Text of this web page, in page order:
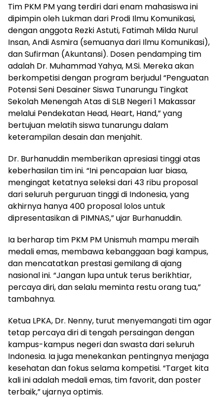
Tim PKM PM yang terdiri dari enam mahasiswa ini
dipimpin oleh Lukman dari Prodi Ilmu Komunikasi,
dengan anggota Rezki Astuti, Fatimah Milda Nurul
Insan, Andi Asmira (semuanya dari Ilmu Komunikasi),
dan Sufirman (Akuntansi). Dosen pendamping tim
adalah Dr. Muhammad Yahya, M.Si. Mereka akan
berkompetisi dengan program berjudul “Penguatan
Potensi Seni Desainer Siswa Tunarungu Tingkat
Sekolah Menengah Atas di SLB Negeri 1 Makassar
melalui Pendekatan Head, Heart, Hand,” yang
bertujuan melatih siswa tunarungu dalam
keterampilan desain dan menjahit.
Dr. Burhanuddin memberikan apresiasi tinggi atas
keberhasilan tim ini. “Ini pencapaian luar biasa,
mengingat ketatnya seleksi dari 43 ribu proposal
dari seluruh perguruan tinggi di Indonesia, yang
akhirnya hanya 400 proposal lolos untuk
dipresentasikan di PIMNAS,” ujar Burhanuddin.
Ia berharap tim PKM PM Unismuh mampu meraih
medali emas, membawa kebanggaan bagi kampus,
dan mencatatkan prestasi gemilang di ajang
nasional ini. “Jangan lupa untuk terus berikhtiar,
percaya diri, dan selalu meminta restu orang tua,”
tambahnya.
Ketua LPKA, Dr. Nenny, turut menyemangati tim agar
tetap percaya diri di tengah persaingan dengan
kampus-kampus negeri dan swasta dari seluruh
Indonesia. Ia juga menekankan pentingnya menjaga
kesehatan dan fokus selama kompetisi. “Target kita
kali ini adalah medali emas, tim favorit, dan poster
terbaik,” ujarnya optimis.